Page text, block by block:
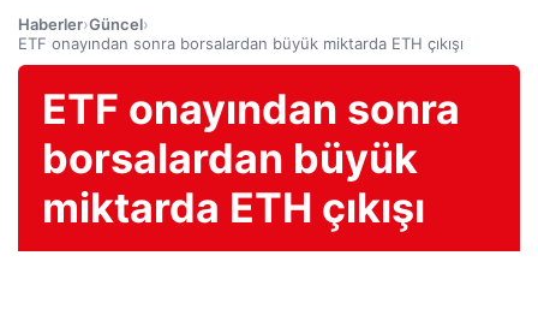
Haberler›Güncel›
ETF onayından sonra borsalardan büyük miktarda ETH çıkışı
ETF onayından sonra
borsalardan büyük
miktarda ETH çıkışı